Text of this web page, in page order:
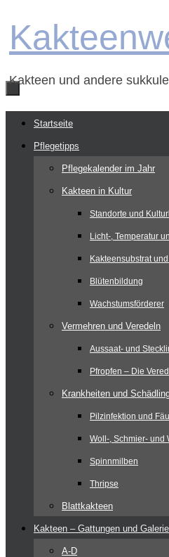
Inhalt
Kakteen und andere
Zum
Inhalt
springen
Startseite
Pflegetipps
Pflegekalender im Jahr
Kakteen in Kultur
Standorte und
Licht-, Temperatur
Kakteensubstrat
Blütenbildung
Wachstumsförderer
Vermehren und Veredeln
Aussaat- und
Pfropfen – Die
Krankheiten und
Pilzinfektion und
Woll-, Schmier- und
Spinnmilben
Thripse
Blattkakteen
Kakteen – Gattungen und
A-D